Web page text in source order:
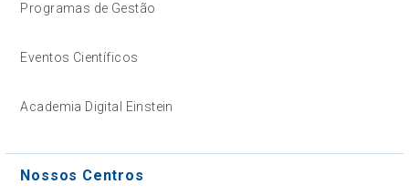
Programas de Gestão
Eventos Científicos
Academia Digital Einstein
Nossos Centros